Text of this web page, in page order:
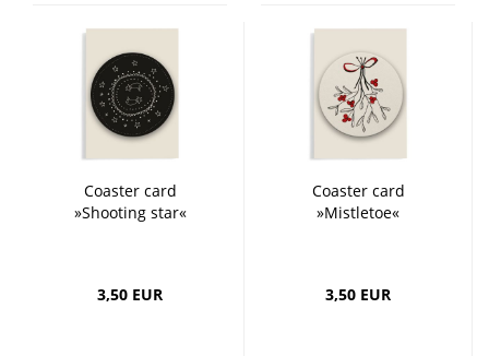
Coaster card
»Shooting star«
3,50 EUR
Coaster card
»Mistletoe«
3,50 EUR